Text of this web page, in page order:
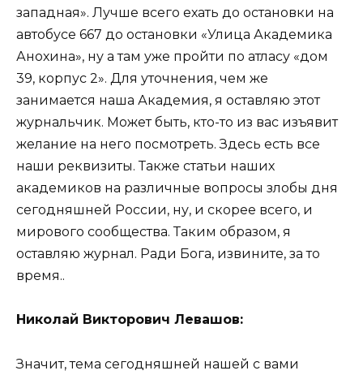
западная». Лучше всего ехать до остановки на
автобусе 667 до остановки «Улица Академика
Анохина», ну а там уже пройти по атласу «дом
39, корпус 2». Для уточнения, чем же
занимается наша Академия, я оставляю этот
журнальчик. Может быть, кто-то из вас изъявит
желание на него посмотреть. Здесь есть все
наши реквизиты. Также статьи наших
академиков на различные вопросы злобы дня
сегодняшней России, ну, и скорее всего, и
мирового сообщества. Таким образом, я
оставляю журнал. Ради Бога, извините, за то
время..
Николай Викторович Левашов:
Значит, тема сегодняшней нашей с вами